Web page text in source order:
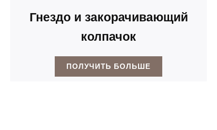
Гнездо и закорачивающий
колпачок
ПОЛУЧИТЬ БОЛЬШЕ